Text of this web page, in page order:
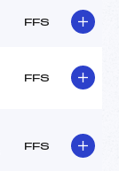
FFS
FFS
FFS